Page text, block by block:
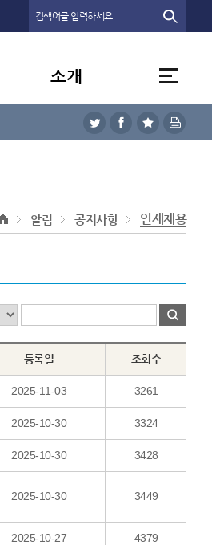
소개
알림 공지사항 인재채용
등록일 조회수
2025-11-03 3261
2025-10-30 3324
2025-10-30 3428
2025-10-30 3449
2025-10-27 4379